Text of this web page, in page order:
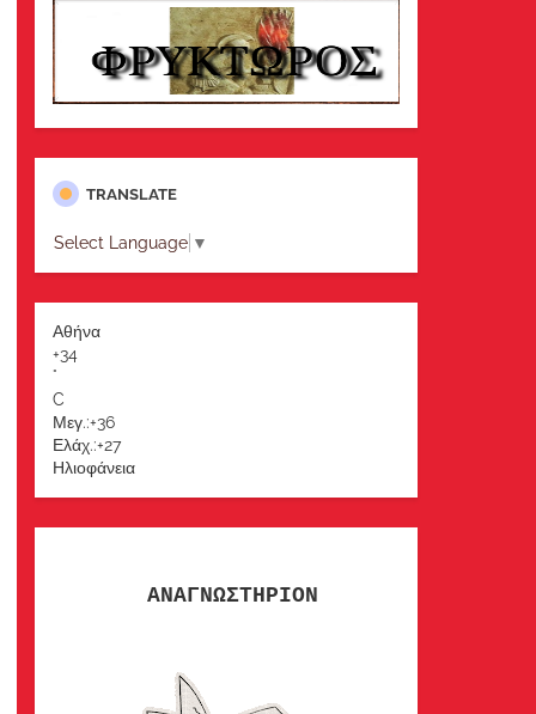
TRANSLATE
Select Language ▼
Αθήνα
+34
°
C
Μεγ.:+36
Ελάχ.:+27
Ηλιοφάνεια
ΑΝΑΓΝΩΣΤΗΡΙΟΝ